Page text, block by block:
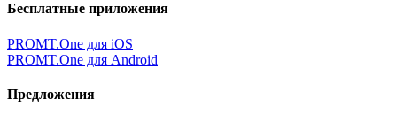
Бесплатные приложения
PROMT.One для iOS
PROMT.One для Android
Предложения